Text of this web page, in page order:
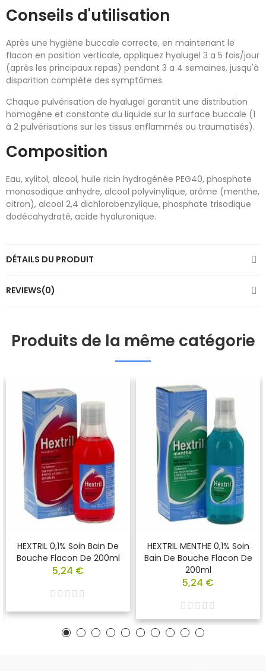
Conseils d'utilisation
Après une hygiène buccale correcte, en maintenant le
flacon en position verticale, appliquez hyalugel 3 a 5 fois/jour
(après les principaux repas) pendant 3 a 4 semaines, jusqu'à
disparition complète des symptômes.
Chaque pulvérisation de hyalugel garantit une distribution
homogène et constante du liquide sur la surface buccale (1
à 2 pulvérisations sur les tissus enflammés ou traumatisés).
Composition
Eau, xylitol, alcool, huile ricin hydrogénée PEG40, phosphate
monosodique anhydre, alcool polyvinylique, arôme (menthe,
citron), alcool 2,4 dichlorobenzylique, phosphate trisodique
dodécahydraté, acide hyaluronique.
DÉTAILS DU PRODUIT
REVIEWS(0)
Produits de la même catégorie
HEXTRIL 0,1% Soin Bain De
Bouche Flacon De 200ml
5,24 €
HEXTRIL MENTHE 0,1% Soin
Bain De Bouche Flacon De
200ml
5,24 €